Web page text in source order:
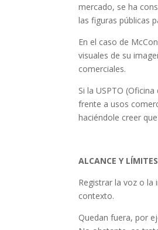
mercado, se ha
las figuras públicas
En el caso de
visuales de su
comerciales.
Si la USPTO
frente a usos
haciéndole creer
ALCANCE Y
Registrar la voz o la
contexto.
Quedan fuera, por